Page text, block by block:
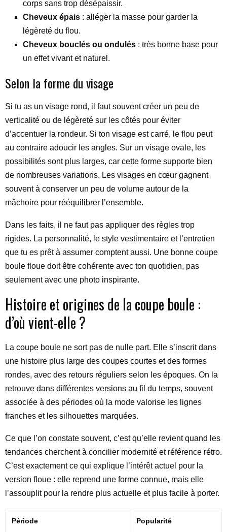
corps sans trop désépaissir.
Cheveux épais : alléger la masse pour garder la
légèreté du flou.
Cheveux bouclés ou ondulés : très bonne base pour
un effet vivant et naturel.
Selon la forme du visage
Si tu as un visage rond, il faut souvent créer un peu de
verticalité ou de légèreté sur les côtés pour éviter
d’accentuer la rondeur. Si ton visage est carré, le flou peut
au contraire adoucir les angles. Sur un visage ovale, les
possibilités sont plus larges, car cette forme supporte bien
de nombreuses variations. Les visages en cœur gagnent
souvent à conserver un peu de volume autour de la
mâchoire pour rééquilibrer l’ensemble.
Dans les faits, il ne faut pas appliquer des règles trop
rigides. La personnalité, le style vestimentaire et l’entretien
que tu es prêt à assumer comptent aussi. Une bonne coupe
boule floue doit être cohérente avec ton quotidien, pas
seulement avec une photo inspirante.
Histoire et origines de la coupe boule :
d’où vient-elle ?
La coupe boule ne sort pas de nulle part. Elle s’inscrit dans
une histoire plus large des coupes courtes et des formes
rondes, avec des retours réguliers selon les époques. On la
retrouve dans différentes versions au fil du temps, souvent
associée à des périodes où la mode valorise les lignes
franches et les silhouettes marquées.
Ce que l’on constate souvent, c’est qu’elle revient quand les
tendances cherchent à concilier modernité et référence rétro.
C’est exactement ce qui explique l’intérêt actuel pour la
version floue : elle reprend une forme connue, mais elle
l’assouplit pour la rendre plus actuelle et plus facile à porter.
Période Popularité